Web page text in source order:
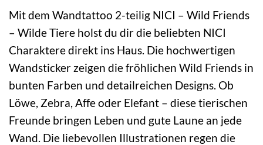
Mit dem Wandtattoo 2-teilig NICI – Wild Friends
– Wilde Tiere holst du dir die beliebten NICI
Charaktere direkt ins Haus. Die hochwertigen
Wandsticker zeigen die fröhlichen Wild Friends in
bunten Farben und detailreichen Designs. Ob
Löwe, Zebra, Affe oder Elefant – diese tierischen
Freunde bringen Leben und gute Laune an jede
Wand. Die liebevollen Illustrationen regen die